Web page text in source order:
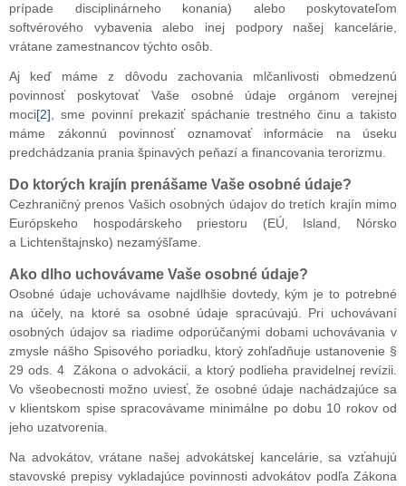
prípade disciplinárneho konania) alebo poskytovateľom
softvérového vybavenia alebo inej podpory našej kancelárie,
vrátane zamestnancov týchto osôb.
Aj keď máme z dôvodu zachovania mlčanlivosti obmedzenú
povinnosť poskytovať Vaše osobné údaje orgánom verejnej
moci[2] , sme povinní prekaziť spáchanie trestného činu a takisto
máme zákonnú povinnosť oznamovať informácie na úseku
predchádzania prania špinavých peňazí a financovania terorizmu.
Do ktorých krajín prenášame Vaše osobné údaje?
Cezhraničný prenos Vašich osobných údajov do tretích krajín mimo
Európskeho hospodárskeho priestoru (EÚ, Island, Nórsko
a Lichtenštajnsko) nezamýšľame.
Ako dlho uchovávame Vaše osobné údaje?
Osobné údaje uchovávame najdlhšie dovtedy, kým je to potrebné
na účely, na ktoré sa osobné údaje spracúvajú. Pri uchovávaní
osobných údajov sa riadime odporúčanými dobami uchovávania v
zmysle nášho Spisového poriadku, ktorý zohľadňuje ustanovenie §
29 ods. 4 Zákona o advokácii, a ktorý podlieha pravidelnej revízii.
Vo všeobecnosti možno uviesť, že osobné údaje nachádzajúce sa
v klientskom spise spracovávame minimálne po dobu 10 rokov od
jeho uzatvorenia.
Na advokátov, vrátane našej advokátskej kancelárie, sa vzťahujú
stavovské prepisy vykladajúce povinnosti advokátov podľa Zákona